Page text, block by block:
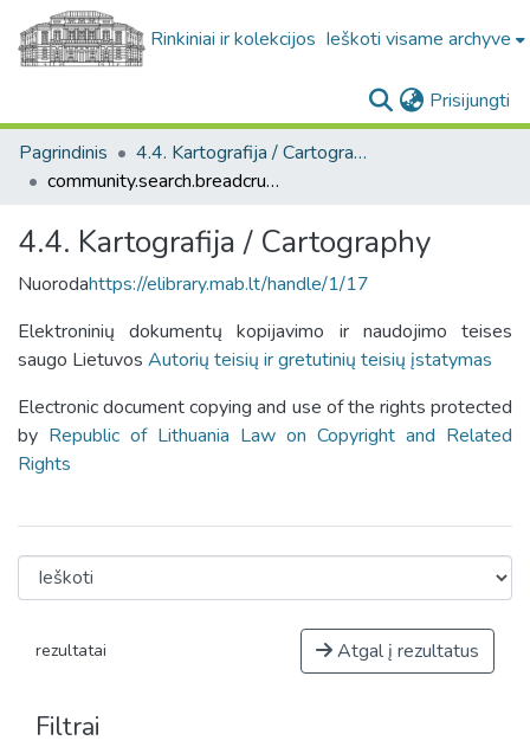
Rinkiniai ir kolekcijos Ieškoti visame archyve
Prisijungti
Pagrindinis
4.4. Kartografija / Cartography
community.search.breadcrumbs
4.4. Kartografija / Cartography
Nuorodahttps://elibrary.mab.lt/handle/1/17
Elektroninių dokumentų kopijavimo ir naudojimo teises
saugo Lietuvos Autorių teisių ir gretutinių teisių įstatymas
Electronic document copying and use of the rights protected
by Republic of Lithuania Law on Copyright and Related
Rights
rezultatai Atgal į rezultatus
Filtrai